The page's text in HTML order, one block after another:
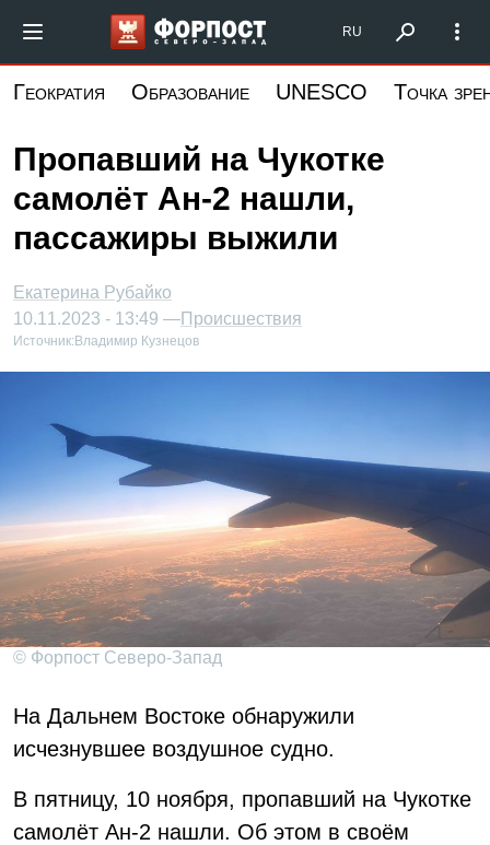
основному
Форпост Северо-Запад
RU
Геократия Образование UNESCO Точка
Пропавший на Чукотке
самолёт Ан-2 нашли,
пассажиры выжили
Екатерина Рубайко
10.11.2023 - 13:49 —Происшествия
Источник: Владимир Кузнецов
© Форпост Северо-Запад
На Дальнем Востоке обнаружили
исчезнувшее воздушное судно.
В пятницу, 10 ноября, пропавший на Чукотке
самолёт Ан-2 нашли. Об этом в своём